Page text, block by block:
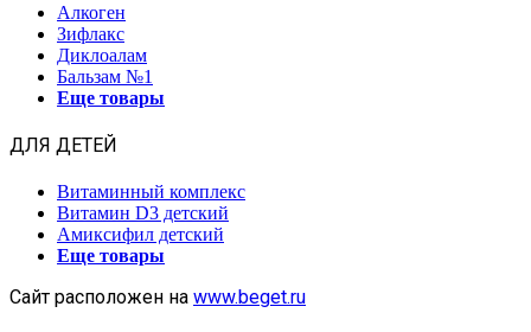
Алкоген
Зифлакс
Диклоалам
Бальзам №1
Еще товары
ДЛЯ ДЕТЕЙ
Витаминный комплекс
Витамин D3 детский
Амиксифил детский
Еще товары
Сайт расположен на www.beget.ru